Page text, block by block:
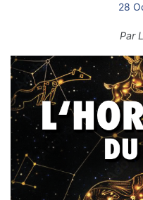
28
Par